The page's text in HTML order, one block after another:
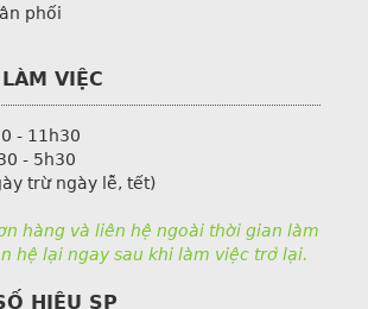
phối
VIỆC
- 11h30
- 5h30
trừ ngày lễ, tết)
hàng và liên hệ ngoài thời gian làm
hệ lại ngay sau khi làm việc trở lại.
HIỆU SP